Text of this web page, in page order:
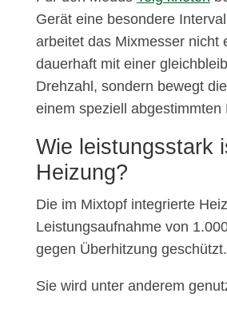
Gerät eine besondere
arbeitet das Mixmesser nicht
dauerhaft mit einer
Drehzahl, sondern bewegt
einem speziell abgestimmten
Wie leistungsstark
Heizung?
Die im Mixtopf integrierte
Leistungsaufnahme von
gegen Überhitzung geschützt.
Sie wird unter anderem